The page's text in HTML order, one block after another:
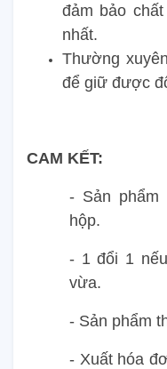
đảm bảo
nhất.
Thường
để giữ được
CAM KẾT:
- Sản phẩm
hộp.
- 1 đổi 1
vừa.
- Sản phẩm
- Xuất hóa